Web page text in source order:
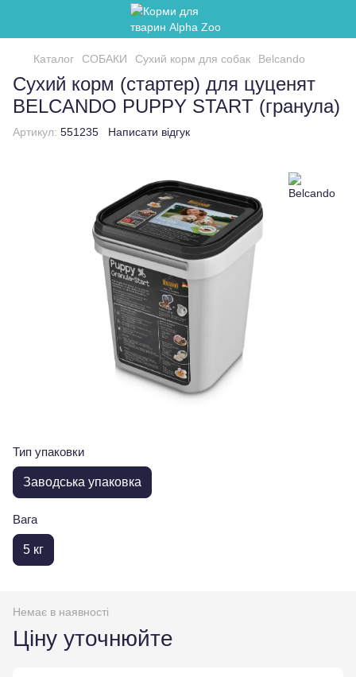
Каталог СОБАКИ Сухий корм для собак Belcando
Сухий корм (стартер) для цуценят
BELCANDO PUPPY START (гранула)
Артикул: 551235 Написати відгук
Тип упаковки
Заводська упаковка
Вага
5 кг
Немає в наявності
Ціну уточнюйте